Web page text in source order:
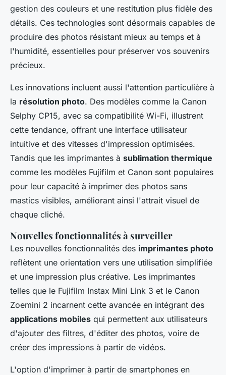
gestion des couleurs et une restitution plus fidèle des
détails. Ces technologies sont désormais capables de
produire des photos résistant mieux au temps et à
l'humidité, essentielles pour préserver vos souvenirs
précieux.
Les innovations incluent aussi l'attention particulière à
la résolution photo. Des modèles comme la Canon
Selphy CP15, avec sa compatibilité Wi-Fi, illustrent
cette tendance, offrant une interface utilisateur
intuitive et des vitesses d'impression optimisées.
Tandis que les imprimantes à sublimation thermique
comme les modèles Fujifilm et Canon sont populaires
pour leur capacité à imprimer des photos sans
mastics visibles, améliorant ainsi l'attrait visuel de
chaque cliché.
Nouvelles fonctionnalités à surveiller
Les nouvelles fonctionnalités des imprimantes photo
reflètent une orientation vers une utilisation simplifiée
et une impression plus créative. Les imprimantes
telles que le Fujifilm Instax Mini Link 3 et le Canon
Zoemini 2 incarnent cette avancée en intégrant des
applications mobiles qui permettent aux utilisateurs
d'ajouter des filtres, d'éditer des photos, voire de
créer des impressions à partir de vidéos.
L'option d'imprimer à partir de smartphones en